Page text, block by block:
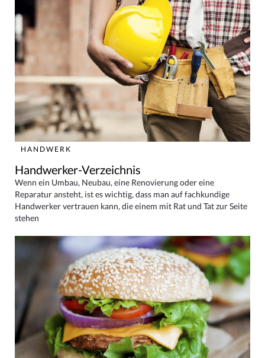
HANDWERK
Handwerker-Verzeichnis
Wenn ein Umbau, Neubau, eine Renovierung oder eine
Reparatur ansteht, ist es wichtig, dass man auf fachkundige
Handwerker vertrauen kann, die einem mit Rat und Tat zur Seite
stehen